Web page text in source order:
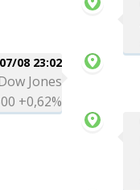
07/08 23:02
Jones
+0,62%